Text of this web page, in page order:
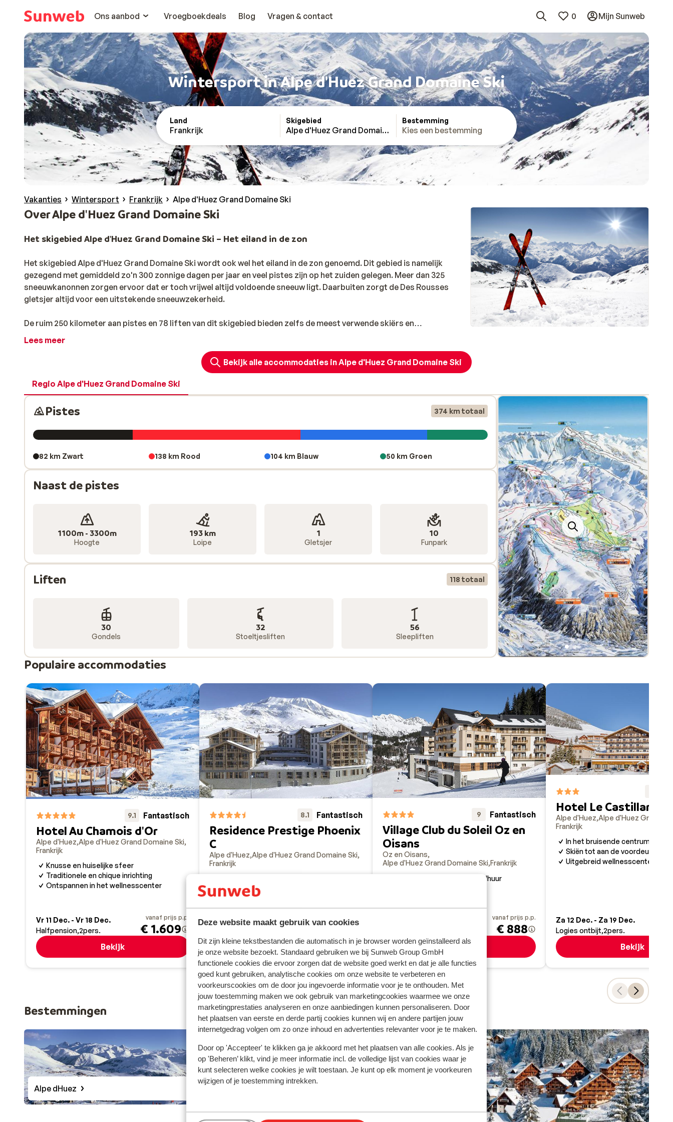
Deze website maakt gebruik van cookies
Dit zijn kleine tekstbestanden die automatisch in je browser worden geïnstalleerd als
je onze website bezoekt. Standaard gebruiken we bij Sunweb Group GmbH
functionele cookies die ervoor zorgen dat de website goed werkt en dat je alle functies
goed kunt gebruiken, analytische cookies om onze website te verbeteren en
voorkeurscookies om de door jou ingevoerde informatie voor je te onthouden. Met
jouw toestemming maken we ook gebruik van marketingcookies waarmee we onze
marketingprestaties analyseren en onze aanbiedingen kunnen personaliseren. Door
het plaatsen van eerste en derde partij cookies kunnen wij en andere partijen jouw
internetgedrag volgen om zo onze inhoud en advertenties relevanter voor je te maken.
Door op 'Accepteer' te klikken ga je akkoord met het plaatsen van alle cookies. Als je
op 'Beheren’ klikt, vind je meer informatie incl. de volledige lijst van cookies waar je
kunt selecteren welke cookies je wilt toestaan. Je kunt op elk moment je voorkeuren
wijzigen of je toestemming intrekken.
Ons aanbod
Vroegboekdeals Blog Vragen & contact 0 Mijn Sunweb
Wintersport in Alpe d'Huez Grand Domaine Ski
Land
Frankrijk
Skigebied
Alpe d'Huez Grand Domaine Ski
Bestemming
Kies een bestemming
Vakanties Wintersport Frankrijk Alpe d'Huez Grand Domaine Ski
Over Alpe d'Huez Grand Domaine Ski
Het skigebied Alpe d'Huez Grand Domaine Ski – Het eiland in de zon
Het skigebied Alpe d'Huez Grand Domaine Ski wordt ook wel het eiland in de zon genoemd. Dit gebied is namelijk
gezegend met gemiddeld zo'n 300 zonnige dagen per jaar en veel pistes zijn op het zuiden gelegen. Meer dan 325
sneeuwkanonnen zorgen ervoor dat er toch vrijwel altijd voldoende sneeuw ligt. Daarbuiten zorgt de Des Rousses
gletsjer altijd voor een uitstekende sneeuwzekerheid.
De ruim 250 kilometer aan pistes en 78 liften van dit skigebied bieden zelfs de meest verwende skiërs en
snowboarders voldoende afwisseling. De skidorpen
Gaat je voorkeur uit naar een verblijf in een authentiek Frans bergdorp dan is Vaujany iets voor jou. Meerdere liften
zorgen voor een directe aansluiting met dit heerlijke gebied.
Voor ieder niveau een uitdaging
Voor de geoefende skiër is er op de Pic Blanc, op een hoogte van ruim 3330 meter, La Piste de Sarenne. Dit is de langste
afdaling van Europa en een ware belevenis. In totaal 16 kilometer achter elkaar afdalen met een hoogteverschil van 1450
Speciaal voor snowboarders is er in het Alpe d'Huez skigebied een half-pipe gemaakt. Deze is te vinden op de piste
Premier Tronçon. Daarnaast zijn er voor freeriders talloze offpiste-afdalingen. Door de sneeuwzekerheid is Alpe
d'Huez ook een prima gebied voor langlaufers. De 50 kilometer aan loipes bestaan uit 30 kilometer blauwe en 20
Lees meer
Bekijk alle accommodaties in Alpe d'Huez Grand Domaine Ski
Regio Alpe d'Huez Grand Domaine Ski
Pistes 374 km totaal
82 km Zwart 138 km Rood 104 km Blauw 50 km Groen
Naast de pistes
1100m - 3300m
Hoogte
193 km
Loipe
1
Gletsjer
10
Funpark
Liften 118 totaal
30
Gondels
32
Stoeltjesliften
56
Sleepliften
Populaire accommodaties
9.1 Fantastisch
Hotel Au Chamois d'Or
Alpe d'Huez Alpe d'Huez Grand Domaine Ski
Frankrijk
Knusse en huiselijke sfeer
Traditionele en chique inrichting
Ontspannen in het wellnesscenter
Vr 11 Dec. - Vr 18 Dec.
Halfpension 2pers.
vanaf prijs p.p.
€ 1.609
Bekijk
8.1 Fantastisch
Residence Prestige Phoenix
C
Alpe d'Huez Alpe d'Huez Grand Domaine Ski
Frankrijk
Ski-in/ski-out
Zwembad
Zo 6 Dec. - Zo 13 Dec.
vanaf prijs p.p.
€ 963
Bekijk
9 Fantastisch
Village Club du Soleil Oz en
Oisans
Oz en Oisans
Alpe d'Huez Grand Domaine Ski Frankrijk
Inclusief skipas en materiaalhuur
Aan de voet van de skilift
vanaf prijs p.p.
€ 888
Bekijk
Hotel Le Castillan
Alpe d'Huez Alpe d'Huez Grand
Frankrijk
In het bruisende centrum van
Skiën tot aan de voordeur
Uitgebreid wellnesscenter
Za 12 Dec. - Za 19 Dec.
Logies ontbijt 2pers.
Bekijk
Bestemmingen
Alpe dHuez